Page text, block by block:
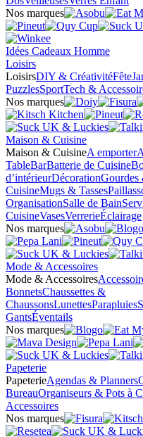
Nos marques
Idées Cadeaux Homme
Loisirs
LoisirsDIY & CréativitéFête
PuzzlesSportTech &
Nos marques
Maison & Cuisine
Maison & CuisineA emporter
TableBarBatterie de Cuisine
d’intérieurDécorationGourdes
CuisineMugs & Tasses
OrganisationSalle de Bain
CuisineVasesVerrerieÉclairage
Nos marques
Mode & Accessoires
Mode & Accessoires
BonnetsChaussettes &
ChaussonsLunettesParapluies
GantsÉventails
Nos marques
Papeterie
PapeterieAgendas & Planners
BureauOrganiseurs & Pots à
Accessoires
Nos marques